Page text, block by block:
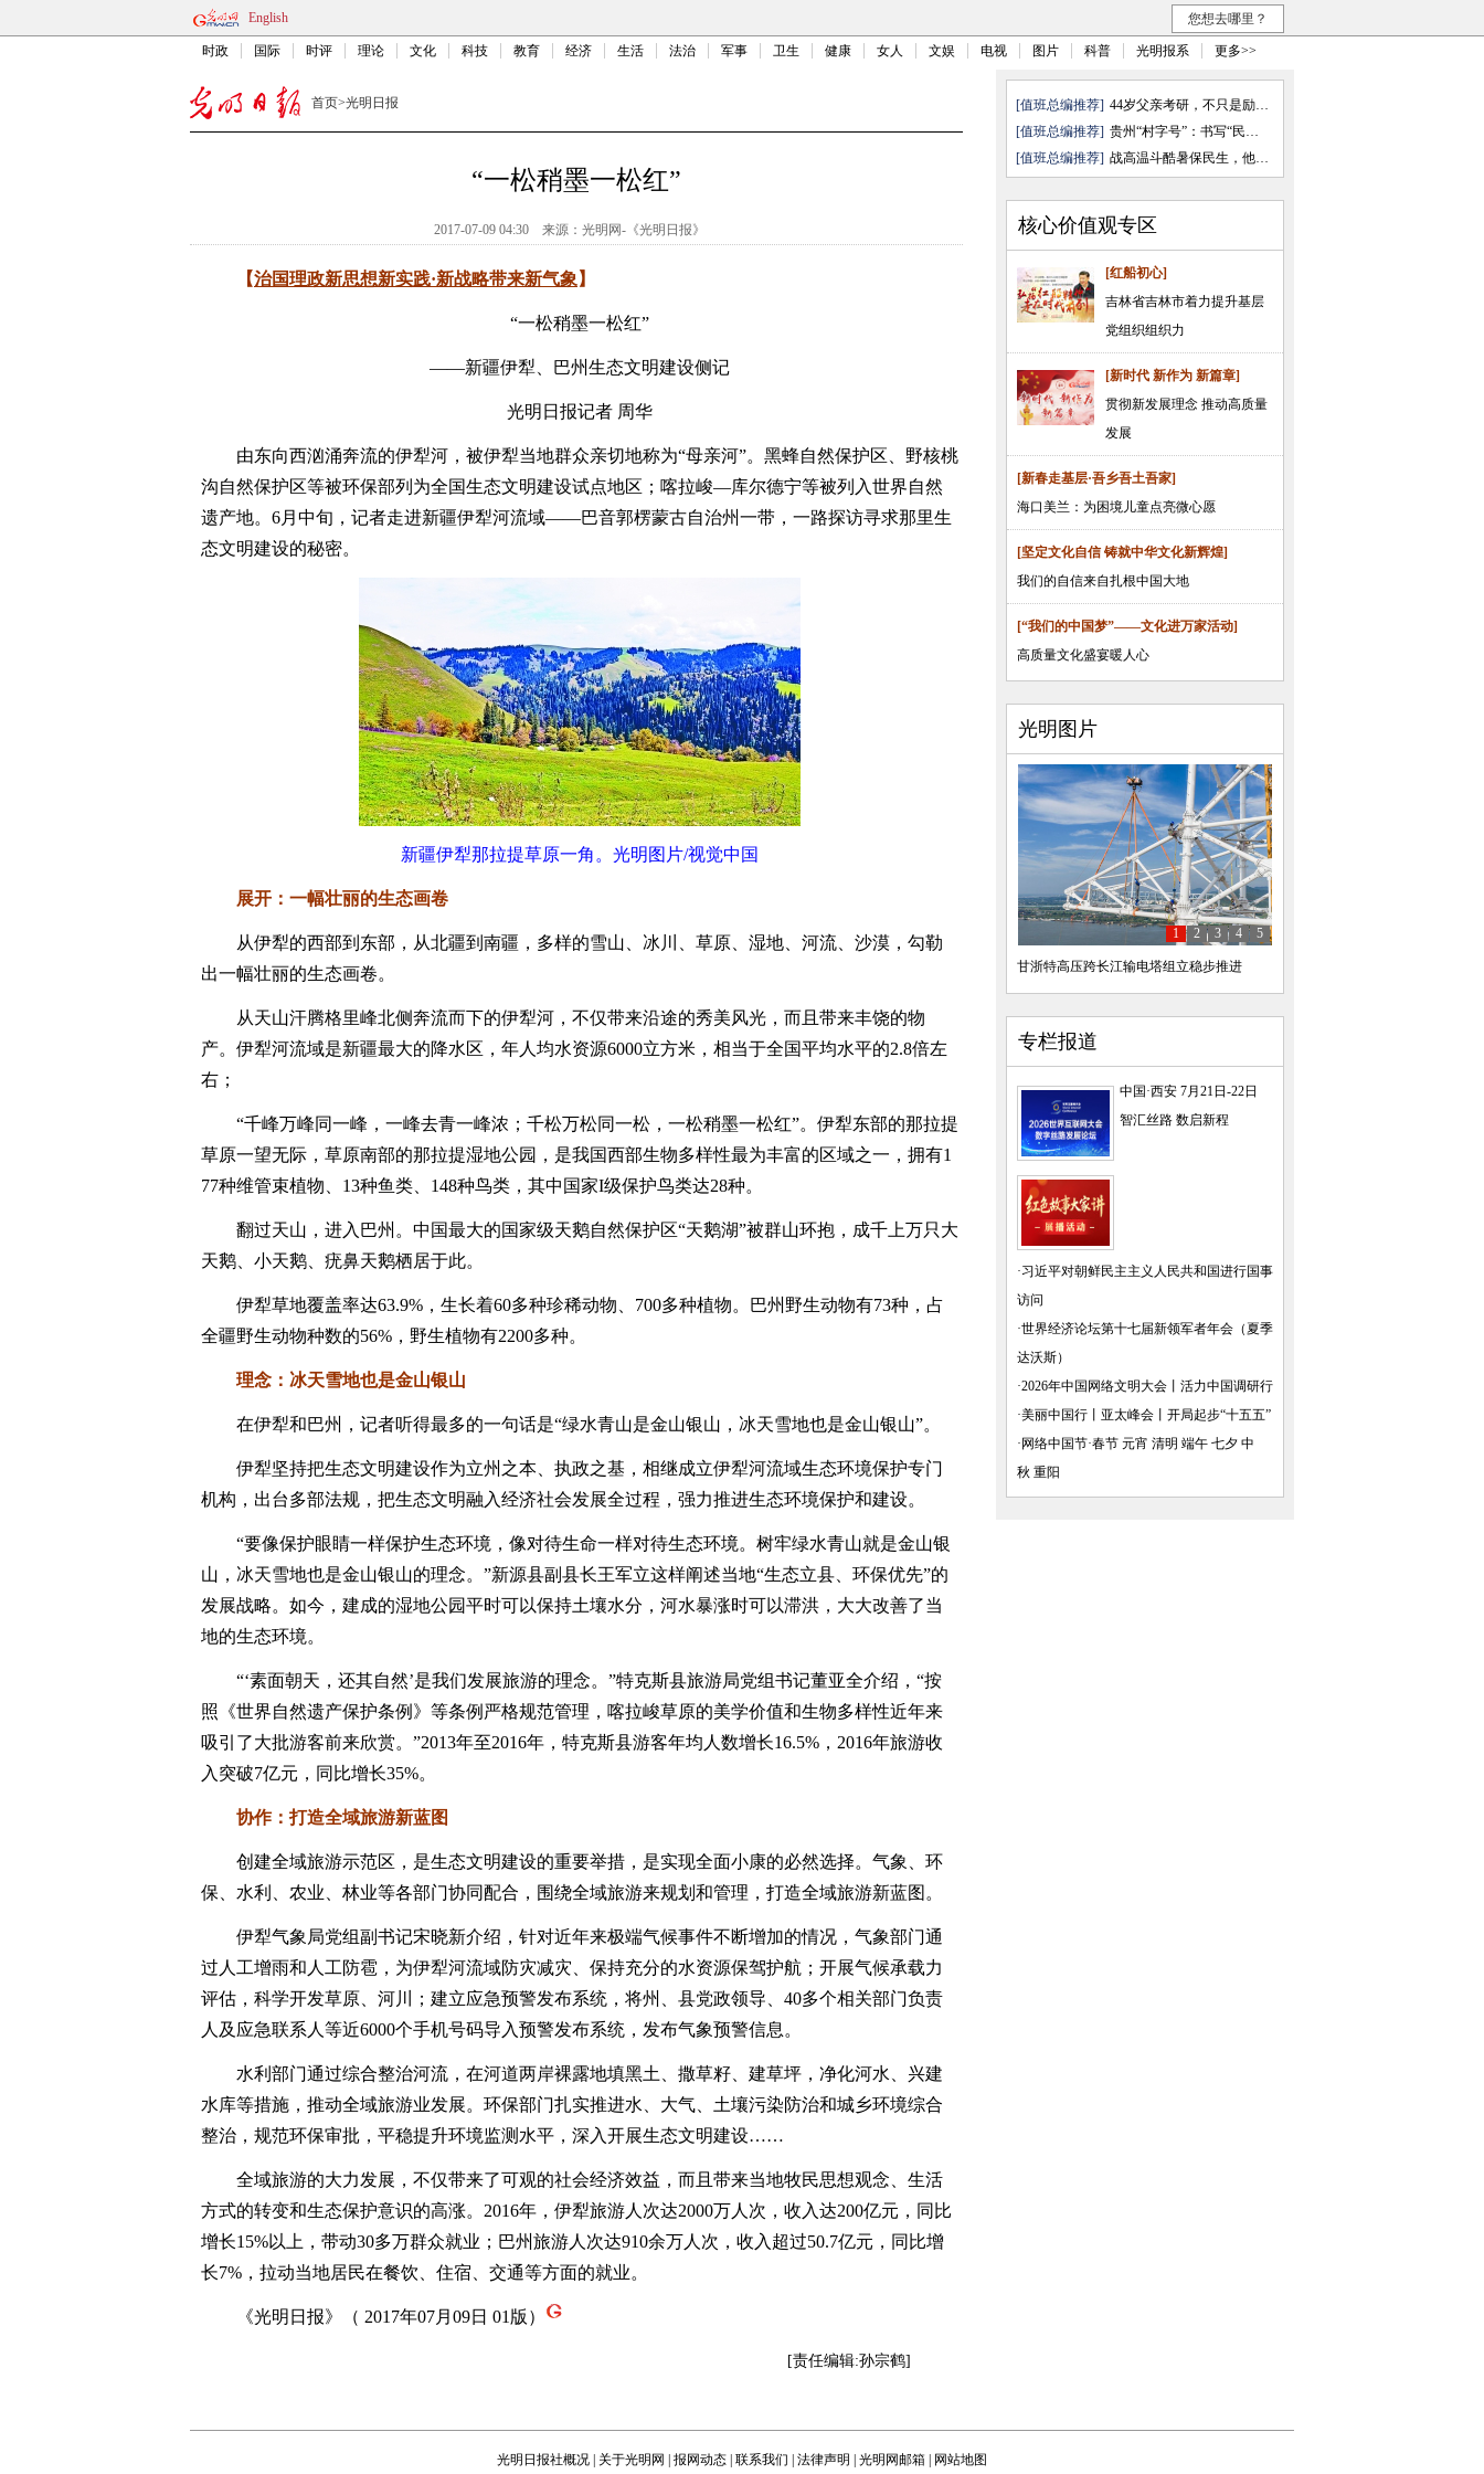
English 您想去哪里？
时政 国际 时评 理论 文化 科技 教育 经济 生活 法治 军事 卫生 健康 女人 文娱 电视 图片 科普 光明报系 更多>>
首页>光明日报
“一松稍墨一松红”
2017-07-09 04:30 来源： 光明网-《光明日报》
【治国理政新思想新实践·新战略带来新气象 】
“一松稍墨一松红”
——新疆伊犁、巴州生态文明建设侧记
光明日报记者 周华
由东向西汹涌奔流的伊犁河，被伊犁当地群众亲切地称为“母亲河”。黑蜂自然保护区、野核桃
沟自然保护区等被环保部列为全国生态文明建设试点地区；喀拉峻—库尔德宁等被列入世界自然
遗产地。6月中旬，记者走进新疆伊犁河流域——巴音郭楞蒙古自治州一带，一路探访寻求那里生
态文明建设的秘密。
新疆伊犁那拉提草原一角。光明图片/视觉中国
展开：一幅壮丽的生态画卷
从伊犁的西部到东部，从北疆到南疆，多样的雪山、冰川、草原、湿地、河流、沙漠，勾勒
出一幅壮丽的生态画卷。
从天山汗腾格里峰北侧奔流而下的伊犁河，不仅带来沿途的秀美风光，而且带来丰饶的物
产。伊犁河流域是新疆最大的降水区，年人均水资源6000立方米，相当于全国平均水平的2.8倍左
右；
“千峰万峰同一峰，一峰去青一峰浓；千松万松同一松，一松稍墨一松红”。伊犁东部的那拉提
草原一望无际，草原南部的那拉提湿地公园，是我国西部生物多样性最为丰富的区域之一，拥有1
77种维管束植物、13种鱼类、148种鸟类，其中国家I级保护鸟类达28种。
翻过天山，进入巴州。中国最大的国家级天鹅自然保护区“天鹅湖”被群山环抱，成千上万只大
天鹅、小天鹅、疣鼻天鹅栖居于此。
伊犁草地覆盖率达63.9%，生长着60多种珍稀动物、700多种植物。巴州野生动物有73种，占
全疆野生动物种数的56%，野生植物有2200多种。
理念：冰天雪地也是金山银山
在伊犁和巴州，记者听得最多的一句话是“绿水青山是金山银山，冰天雪地也是金山银山”。
伊犁坚持把生态文明建设作为立州之本、执政之基，相继成立伊犁河流域生态环境保护专门
机构，出台多部法规，把生态文明融入经济社会发展全过程，强力推进生态环境保护和建设。
“要像保护眼睛一样保护生态环境，像对待生命一样对待生态环境。树牢绿水青山就是金山银
山，冰天雪地也是金山银山的理念。”新源县副县长王军立这样阐述当地“生态立县、环保优先”的
发展战略。如今，建成的湿地公园平时可以保持土壤水分，河水暴涨时可以滞洪，大大改善了当
地的生态环境。
“‘素面朝天，还其自然’是我们发展旅游的理念。”特克斯县旅游局党组书记董亚全介绍，“按
照《世界自然遗产保护条例》等条例严格规范管理，喀拉峻草原的美学价值和生物多样性近年来
吸引了大批游客前来欣赏。”2013年至2016年，特克斯县游客年均人数增长16.5%，2016年旅游收
入突破7亿元，同比增长35%。
协作：打造全域旅游新蓝图
创建全域旅游示范区，是生态文明建设的重要举措，是实现全面小康的必然选择。气象、环
保、水利、农业、林业等各部门协同配合，围绕全域旅游来规划和管理，打造全域旅游新蓝图。
伊犁气象局党组副书记宋晓新介绍，针对近年来极端气候事件不断增加的情况，气象部门通
过人工增雨和人工防雹，为伊犁河流域防灾减灾、保持充分的水资源保驾护航；开展气候承载力
评估，科学开发草原、河川；建立应急预警发布系统，将州、县党政领导、40多个相关部门负责
人及应急联系人等近6000个手机号码导入预警发布系统，发布气象预警信息。
水利部门通过综合整治河流，在河道两岸裸露地填黑土、撒草籽、建草坪，净化河水、兴建
水库等措施，推动全域旅游业发展。环保部门扎实推进水、大气、土壤污染防治和城乡环境综合
整治，规范环保审批，平稳提升环境监测水平，深入开展生态文明建设……
全域旅游的大力发展，不仅带来了可观的社会经济效益，而且带来当地牧民思想观念、生活
方式的转变和生态保护意识的高涨。2016年，伊犁旅游人次达2000万人次，收入达200亿元，同比
增长15%以上，带动30多万群众就业；巴州旅游人次达910余万人次，收入超过50.7亿元，同比增
长7%，拉动当地居民在餐饮、住宿、交通等方面的就业。
《光明日报》（ 2017年07月09日 01版）
[责任编辑:孙宗鹤]
[值班总编推荐]
44岁父亲考研，不只是励志故事
[值班总编推荐]
贵州“村字号”：书写“民乐”与 ...
[值班总编推荐]
战高温斗酷暑保民生，他们奋力前行
核心价值观专区
[红船初心]
吉林省吉林市着力提升基层
党组织组织力
[新时代 新作为 新篇章]
贯彻新发展理念 推动高质量
发展
[新春走基层·吾乡吾土吾家]
海口美兰：为困境儿童点亮微心愿
[坚定文化自信 铸就中华文化新辉煌]
我们的自信来自扎根中国大地
[“我们的中国梦”——文化进万家活动]
高质量文化盛宴暖人心
光明图片
甘浙特高压跨长江输电塔组立稳步推进
1 2 3 4 5
专栏报道
中国·西安 7月21日-22日
智汇丝路 数启新程
·习近平对朝鲜民主主义人民共和国进行国事
访问
·世界经济论坛第十七届新领军者年会（夏季
达沃斯）
·2026年中国网络文明大会
活力中国调研行
·美丽中国行 亚太峰会
开局起步“十五五”
· 网络中国节·春节 元宵 清明 端午 七夕 中
秋 重阳
光明日报社概况 关于光明网 报网动态 联系我们 法律声明 光明网邮箱 网站地图